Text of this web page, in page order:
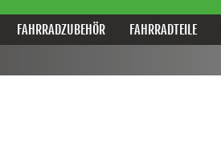
FAHRRADZUBEHÖR FAHRRADTEILE